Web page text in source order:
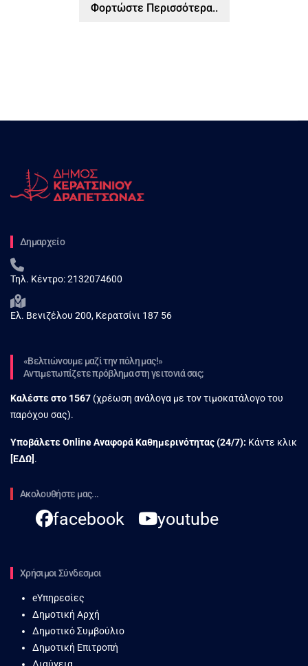
Φορτώστε Περισσότερα..
Δημαρχείο
Τηλ. Κέντρο:2132074600
Ελ. Βενιζέλου 200, Κερατσίνι 187 56
«Βελτιώνουμε μαζί την πόλη μας!»
Αντιμετωπίζετε πρόβλημα στη γειτονιά σας;
Καλέστε στο 1567 (χρέωση ανάλογα με τον τιμοκατάλογο του
παρόχου σας).
Υποβάλετε Online Αναφορά Kαθημερινότητας (24/7): Κάντε κλικ
[ΕΔΩ] .
Ακολουθήστε μας...
facebook youtube
Χρήσιμοι Σύνδεσμοι
eΥπηρεσίες
Δημοτική Αρχή
Δημοτικό Συμβούλιο
Δημοτική Επιτροπή